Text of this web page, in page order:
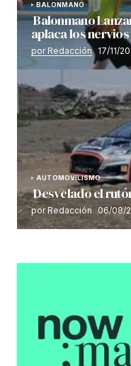
BALONMANO
Balonmano
aplaca los
por Redacción 17/11/
AUTOMOVILISMO
Desvelado el
por Redacción 06/08/